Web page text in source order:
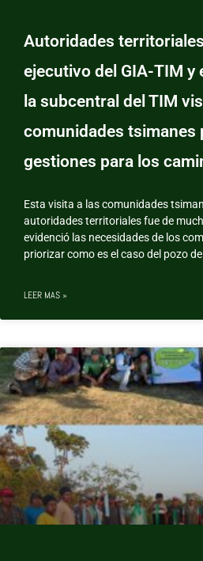
Autoridades
ejecutivo del GIA-TIM y
la subcentral del TIM
comunidades tsimanes
gestiones para los
Esta visita a las comunidades
autoridades territoriales fue de
evidenció las necesidades de los
priorizar como es el caso del pozo
LEER MAS »